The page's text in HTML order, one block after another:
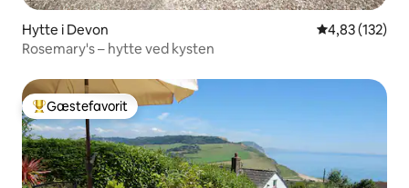
Hytte i Devon 4,83 ud af 5 i
4,83 (132)
Rosemary's – hytte ved kysten
Bedste gæstefavorit
Gæstefavorit